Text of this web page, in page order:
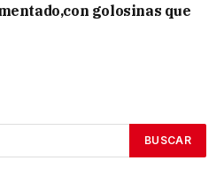
golosinas que